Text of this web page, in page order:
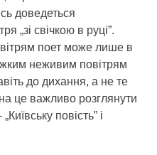
доведеться
„зі свічкою в руці”.
поет може лише в
неживим повітрям
до дихання, а не те
це важливо розглянути
повість” і